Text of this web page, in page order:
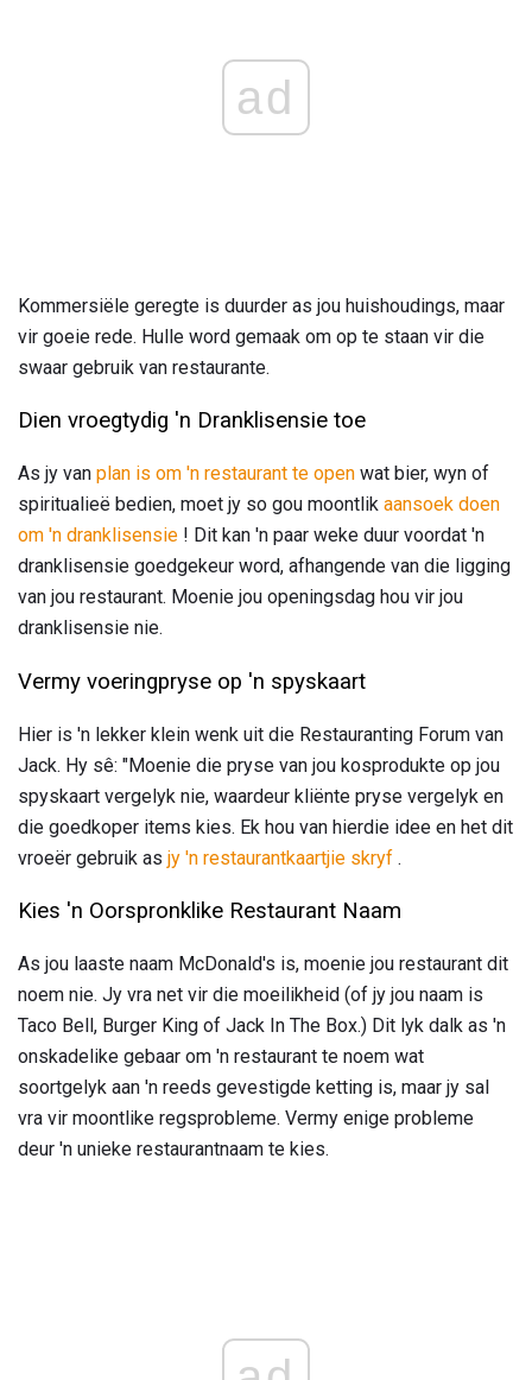
ad
Kommersiële geregte is duurder as jou huishoudings, maar
vir goeie rede. Hulle word gemaak om op te staan ​​vir die
swaar gebruik van restaurante.
Dien vroegtydig 'n Dranklisensie toe
As jy van plan is om 'n restaurant te open wat bier, wyn of
spiritualieë bedien, moet jy so gou moontlik aansoek doen
om 'n dranklisensie ! Dit kan 'n paar weke duur voordat 'n
dranklisensie goedgekeur word, afhangende van die ligging
van jou restaurant. Moenie jou openingsdag hou vir jou
dranklisensie nie.
Vermy voeringpryse op 'n spyskaart
Hier is 'n lekker klein wenk uit die Restauranting Forum van
Jack. Hy sê: "Moenie die pryse van jou kosprodukte op jou
spyskaart vergelyk nie, waardeur kliënte pryse vergelyk en
die goedkoper items kies. Ek hou van hierdie idee en het dit
vroeër gebruik as jy 'n restaurantkaartjie skryf .
Kies 'n Oorspronklike Restaurant Naam
As jou laaste naam McDonald's is, moenie jou restaurant dit
noem nie. Jy vra net vir die moeilikheid (of jy jou naam is
Taco Bell, Burger King of Jack In The Box.) Dit lyk dalk as 'n
onskadelike gebaar om 'n restaurant te noem wat
soortgelyk aan 'n reeds gevestigde ketting is, maar jy sal
vra vir moontlike regsprobleme. Vermy enige probleme
deur 'n unieke restaurantnaam te kies.